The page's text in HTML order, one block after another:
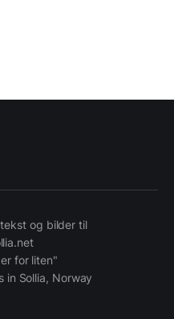
og bilder til
for liten"
in Sollia, Norway